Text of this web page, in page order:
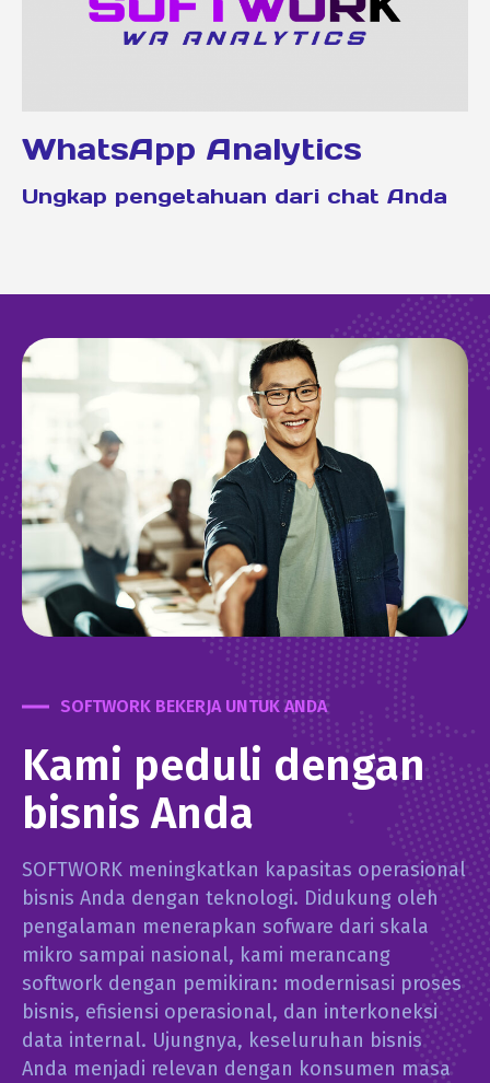
WhatsApp Analytics
Ungkap pengetahuan dari chat Anda
SOFTWORK BEKERJA UNTUK ANDA
Kami peduli dengan
bisnis Anda
SOFTWORK meningkatkan kapasitas operasional
bisnis Anda dengan teknologi. Didukung oleh
pengalaman menerapkan sofware dari skala
mikro sampai nasional, kami merancang
softwork dengan pemikiran: modernisasi proses
bisnis, efisiensi operasional, dan interkoneksi
data internal. Ujungnya, keseluruhan bisnis
Anda menjadi relevan dengan konsumen masa